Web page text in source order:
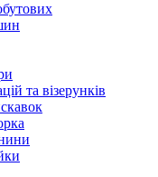
та візерунків